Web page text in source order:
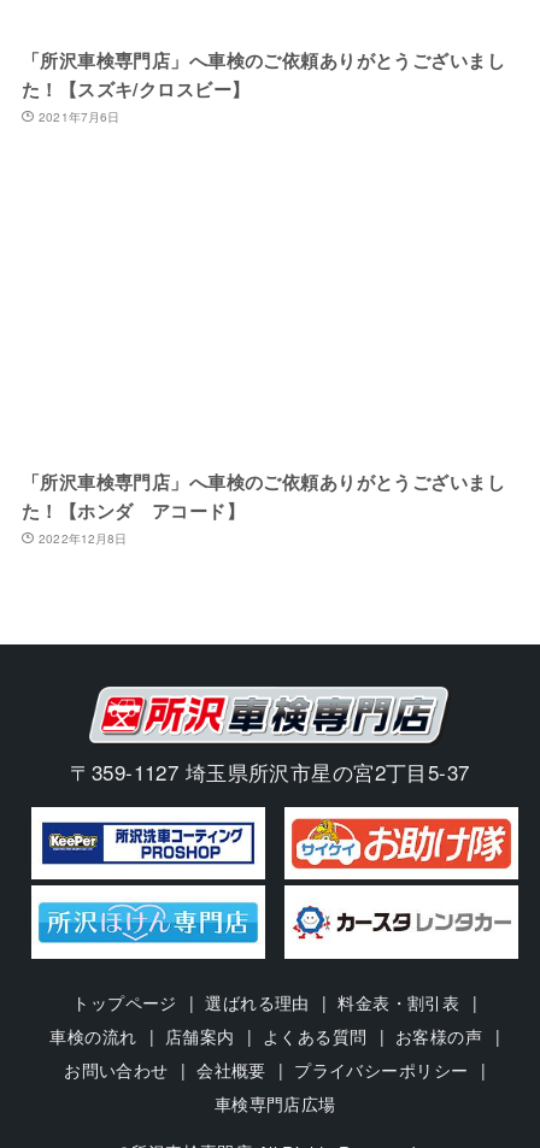
「所沢車検専門店」へ車検のご依頼ありがとうございまし
た！【スズキ/クロスビー】
2021年7月6日
「所沢車検専門店」へ車検のご依頼ありがとうございまし
た！【ホンダ アコード】
2022年12月8日
〒359-1127 埼玉県所沢市星の宮2丁目5-37
トップページ 選ばれる理由
料金表・割引表
車検の流れ
店舗案内 よくある質問
お客様の声
お問い合わせ
会社概要
プライバシーポリシー
車検専門店広場